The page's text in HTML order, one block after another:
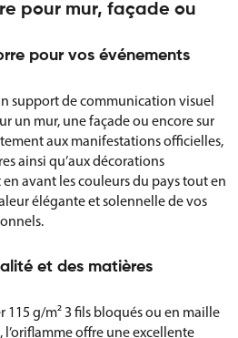
pour mur, façade ou
pour vos événements
support de communication visuel
un mur, une façade ou encore sur
aux manifestations officielles,
ainsi qu’aux décorations
avant les couleurs du pays tout en
élégante et solennelle de vos
et des matières
115 g/m² 3 fils bloqués ou en maille
l’oriflamme offre une excellente